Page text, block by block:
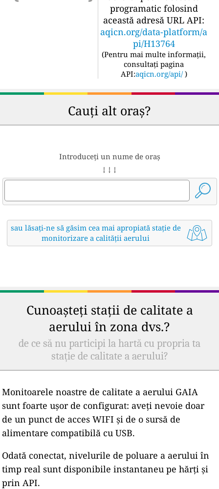
programatic folosind
această adresă URL API:
aqicn.org/data-platform/a
pi/H13764
(Pentru mai multe informații,
consultați pagina
API:aqicn.org/api/ )
Cauți alt oraș?
Introduceți un nume de oraș
↓ ↓ ↓
sau lăsați-ne să găsim cea mai apropiată stație de
monitorizare a calității aerului
Cunoașteți stații de calitate a
aerului în zona dvs.?
de ce să nu participi la hartă cu propria ta
stație de calitate a aerului?
Monitoarele noastre de calitate a aerului GAIA
sunt foarte ușor de configurat: aveți nevoie doar
de un punct de acces WIFI și de o sursă de
alimentare compatibilă cu USB.
Odată conectat, nivelurile de poluare a aerului în
timp real sunt disponibile instantaneu pe hărți și
prin API.